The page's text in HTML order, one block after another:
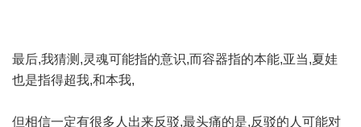
最后,我猜测,灵魂可能指的意识,而容器指的本能,亚当,夏娃
也是指得超我,和本我,
但相信一定有很多人出来反驳,最头痛的是,反驳的人可能对